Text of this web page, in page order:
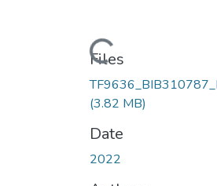
Loading...
Files
(3.82 MB)
Date
2022